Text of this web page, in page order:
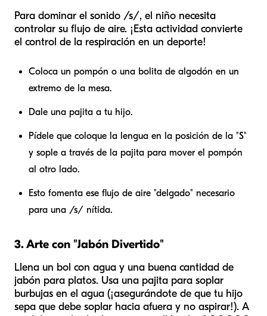
Para dominar el sonido /s/, el niño necesita
controlar su flujo de aire. ¡Esta actividad convierte
el control de la respiración en un deporte!
Coloca un pompón o una bolita de algodón en un
extremo de la mesa.
Dale una pajita a tu hijo.
Pídele que coloque la lengua en la posición de la "S"
y sople a través de la pajita para mover el pompón
al otro lado.
Esto fomenta ese flujo de aire "delgado" necesario
para una /s/ nítida.
3. Arte con "Jabón Divertido"
Llena un bol con agua y una buena cantidad de
jabón para platos. Usa una pajita para soplar
burbujas en el agua (¡asegurándote de que tu hijo
sepa que debe soplar hacia afuera y no aspirar!). A